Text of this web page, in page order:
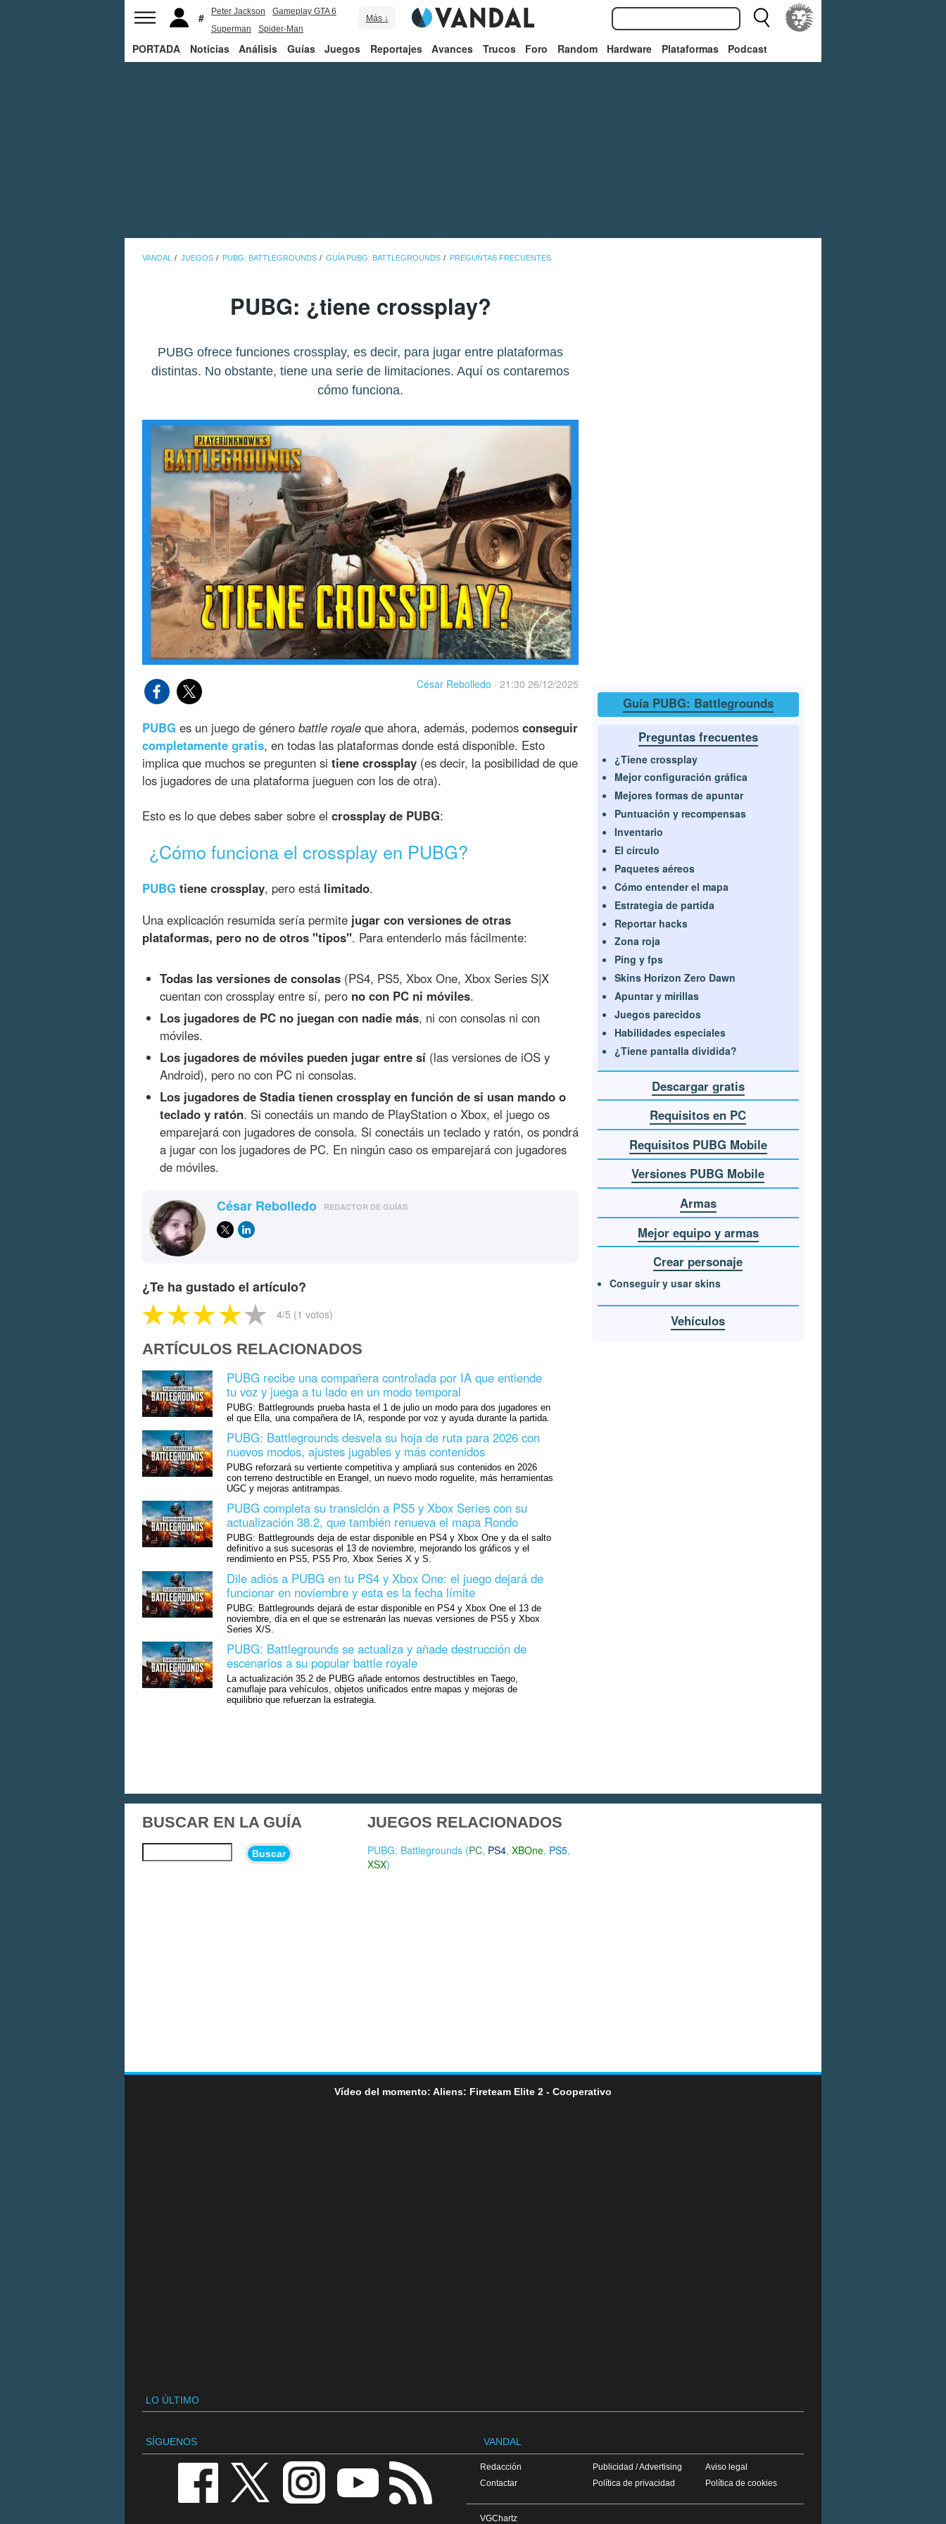
Peter Jackson
Gameplay GTA 6
Superman
Spider-Man
Más ↓
PORTADA Noticias Análisis Guías Juegos Reportajes Avances Trucos Foro Random Hardware Plataformas Podcast
VANDAL JUEGOS PUBG: BATTLEGROUNDS GUÍA PUBG: BATTLEGROUNDS PREGUNTAS FRECUENTES
PUBG: ¿tiene crossplay?
PUBG ofrece funciones crossplay, es decir, para jugar entre plataformas
distintas. No obstante, tiene una serie de limitaciones. Aquí os contaremos
cómo funciona.
César Rebolledo · 21:30 26/12/2025
PUBG es un juego de género battle royale que ahora, además, podemos conseguir
completamente gratis, en todas las plataformas donde está disponible. Esto
implica que muchos se pregunten si tiene crossplay (es decir, la posibilidad de que
los jugadores de una plataforma jueguen con los de otra).
Esto es lo que debes saber sobre el crossplay de PUBG:
¿Cómo funciona el crossplay en PUBG?
PUBG tiene crossplay, pero está limitado.
Una explicación resumida sería permite jugar con versiones de otras
plataformas, pero no de otros "tipos". Para entenderlo más fácilmente:
Todas las versiones de consolas (PS4, PS5, Xbox One, Xbox Series S|X
cuentan con crossplay entre sí, pero no con PC ni móviles.
Los jugadores de PC no juegan con nadie más, ni con consolas ni con
móviles.
Los jugadores de móviles pueden jugar entre sí (las versiones de iOS y
Android), pero no con PC ni consolas.
Los jugadores de Stadia tienen crossplay en función de si usan mando o
teclado y ratón. Si conectáis un mando de PlayStation o Xbox, el juego os
emparejará con jugadores de consola. Si conectáis un teclado y ratón, os pondrá
a jugar con los jugadores de PC. En ningún caso os emparejará con jugadores
de móviles.
César Rebolledo REDACTOR DE GUÍAS
¿Te ha gustado el artículo?
4/5 (1 votos)
ARTÍCULOS RELACIONADOS
PUBG recibe una compañera controlada por IA que entiende
tu voz y juega a tu lado en un modo temporal
PUBG: Battlegrounds prueba hasta el 1 de julio un modo para dos jugadores en
el que Ella, una compañera de IA, responde por voz y ayuda durante la partida.
PUBG: Battlegrounds desvela su hoja de ruta para 2026 con
nuevos modos, ajustes jugables y más contenidos
PUBG reforzará su vertiente competitiva y ampliará sus contenidos en 2026
con terreno destructible en Erangel, un nuevo modo roguelite, más herramientas
UGC y mejoras antitrampas.
PUBG completa su transición a PS5 y Xbox Series con su
actualización 38.2, que también renueva el mapa Rondo
PUBG: Battlegrounds deja de estar disponible en PS4 y Xbox One y da el salto
definitivo a sus sucesoras el 13 de noviembre, mejorando los gráficos y el
rendimiento en PS5, PS5 Pro, Xbox Series X y S.
Dile adiós a PUBG en tu PS4 y Xbox One: el juego dejará de
funcionar en noviembre y esta es la fecha límite
PUBG: Battlegrounds dejará de estar disponible en PS4 y Xbox One el 13 de
noviembre, día en el que se estrenarán las nuevas versiones de PS5 y Xbox
Series X/S.
PUBG: Battlegrounds se actualiza y añade destrucción de
escenarios a su popular battle royale
La actualización 35.2 de PUBG añade entornos destructibles en Taego,
camuflaje para vehículos, objetos unificados entre mapas y mejoras de
equilibrio que refuerzan la estrategia.
Guía PUBG: Battlegrounds
Preguntas frecuentes
¿Tiene crossplay
Mejor configuración gráfica
Mejores formas de apuntar
Puntuación y recompensas
Inventario
El círculo
Paquetes aéreos
Cómo entender el mapa
Estrategia de partida
Reportar hacks
Zona roja
Ping y fps
Skins Horizon Zero Dawn
Apuntar y mirillas
Juegos parecidos
Habilidades especiales
¿Tiene pantalla dividida?
Descargar gratis
Requisitos en PC
Requisitos PUBG Mobile
Versiones PUBG Mobile
Armas
Mejor equipo y armas
Crear personaje
Conseguir y usar skins
Vehículos
BUSCAR EN LA GUÍA
Buscar
JUEGOS RELACIONADOS
PUBG: Battlegrounds (PC, PS4, XBOne, PS5,
XSX)
Vídeo del momento: Aliens: Fireteam Elite 2 - Cooperativo
LO ÚLTIMO
SÍGUENOS VANDAL
Redacción
Contactar
Publicidad / Advertising
Política de privacidad
Aviso legal
Política de cookies
VGChartz